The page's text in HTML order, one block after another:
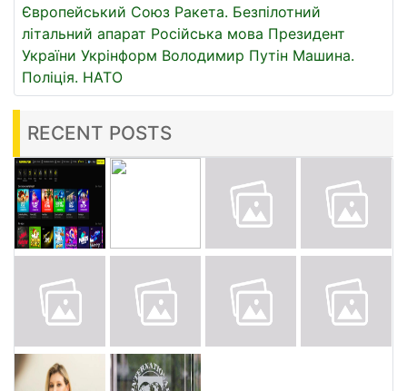
Європейський Союз Ракета. Безпілотний
літальний апарат Російська мова Президент
України Укрінформ Володимир Путін Машина.
Поліція. НАТО
RECENT POSTS